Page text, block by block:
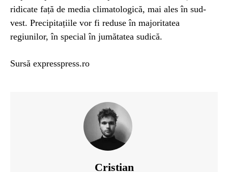
ridicate față de media climatologică, mai ales în sud-
vest. Precipitațiile vor fi reduse în majoritatea
regiunilor, în special în jumătatea sudică.
Sursă expresspress.ro
Cristian